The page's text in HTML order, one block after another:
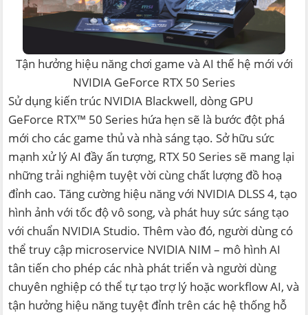
Tận hưởng hiệu năng chơi game và AI thế hệ mới với
NVIDIA GeForce RTX 50 Series
Sử dụng kiến trúc NVIDIA Blackwell, dòng GPU
GeForce RTX™ 50 Series hứa hẹn sẽ là bước đột phá
mới cho các game thủ và nhà sáng tạo. Sở hữu sức
mạnh xử lý AI đầy ấn tượng, RTX 50 Series sẽ mang lại
những trải nghiệm tuyệt vời cùng chất lượng đồ hoạ
đỉnh cao. Tăng cường hiệu năng với NVIDIA DLSS 4, tạo
hình ảnh với tốc độ vô song, và phát huy sức sáng tạo
với chuẩn NVIDIA Studio. Thêm vào đó, người dùng có
thể truy cập microservice NVIDIA NIM – mô hình AI
tân tiến cho phép các nhà phát triển và người dùng
chuyên nghiệp có thể tự tạo trợ lý hoặc workflow AI, và
tận hưởng hiệu năng tuyệt đỉnh trên các hệ thống hỗ